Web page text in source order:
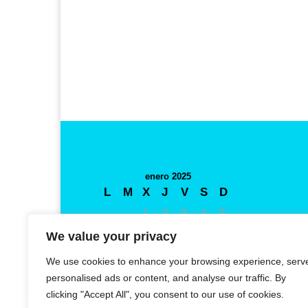
We value your privacy
We use cookies to enhance your browsing experience,
personalised ads or content, and analyse our traffic. By
clicking "Accept All", you consent to our use of cookies.
enero 2025
L M X J V S
D
1
2 3 4
5
6
7 8 9
13
17
20 21 22 23 24 25 26
27 28 29 30 31